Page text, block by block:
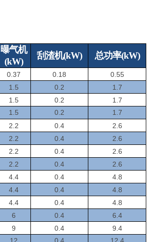
曝气机
(kW)
刮渣机(kW) 总功率(kW)
0.37 0.18
0.55
1.5 0.2
1.7
1.5 0.2
1.7
1.5 0.2
1.7
2.2 0.4
2.6
2.2 0.4
2.6
2.2 0.4
2.6
2.2 0.4
2.6
4.4 0.4
4.8
4.4 0.4
4.8
4.4 0.4
4.8
6 0.4
6.4
9 0.4
9.4